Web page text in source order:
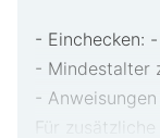
- Einchecken:
- Mindestalter
-
Für